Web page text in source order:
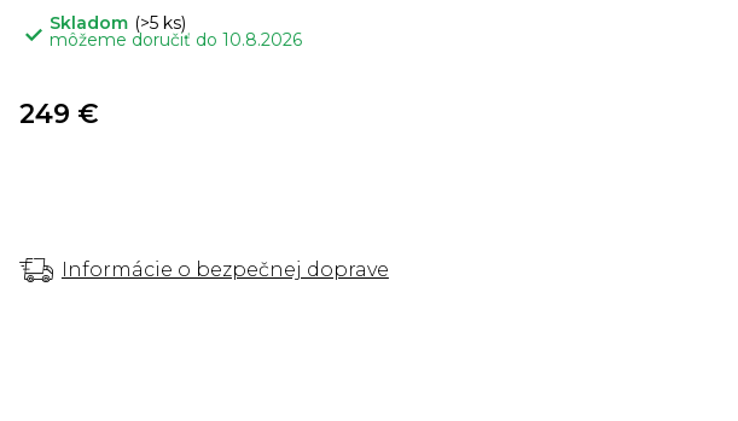
Skladom (>5 ks)
môžeme doručiť do 10.8.2026
Informácie o bezpečnej doprave
249 €